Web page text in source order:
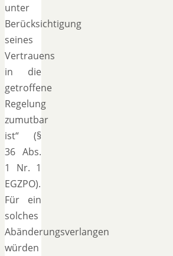
unter
Berücksichtigung
seines
Vertrauens
in die
getroffene
Regelung
zumutbar
ist“ (§
36 Abs.
1 Nr. 1
EGZPO).
Für ein
solches
Abänderungsverlangen
würden